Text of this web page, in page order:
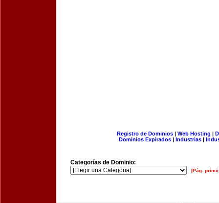
Registro de Dominios| Web Hosting |
Dominios Expirados | Industrias |
Categorías de Dominio:
[Pág.